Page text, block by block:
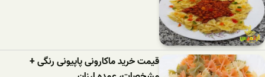
قیمت خرید ماکارونی پاپیونی رنگی +